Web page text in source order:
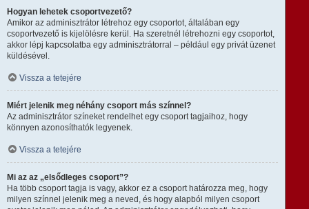
Hogyan lehetek csoportvezető?
Amikor az adminisztrátor létrehoz egy csoportot, általában egy
csoportvezető is kijelölésre kerül. Ha szeretnél létrehozni egy csoportot,
akkor lépj kapcsolatba egy adminisztrátorral – például egy privát üzenet
küldésével.
Vissza a tetejére
Miért jelenik meg néhány csoport más színnel?
Az adminisztrátor színeket rendelhet egy csoport tagjaihoz, hogy
könnyen azonosíthatók legyenek.
Vissza a tetejére
Mi az az „elsődleges csoport”?
Ha több csoport tagja is vagy, akkor ez a csoport határozza meg, hogy
milyen színnel jelenik meg a neved, és hogy alapból milyen csoport